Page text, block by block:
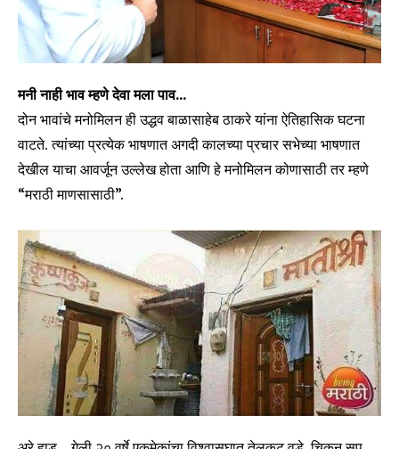
मनी नाही भाव म्हणे देवा मला पाव…
दोन भावांचे मनोमिलन ही उद्धव बाळासाहेब ठाकरे यांना ऐतिहासिक घटना
वाटते. त्यांच्या प्रत्येक भाषणात अगदी कालच्या प्रचार सभेच्या भाषणात
देखील याचा आवर्जून उल्लेख होता आणि हे मनोमिलन कोणासाठी तर म्हणे
“मराठी माणसासाठी”.